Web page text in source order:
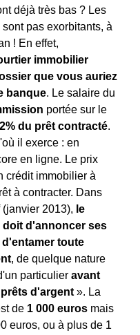
déjà très bas ? Les
pas exorbitants, à
! En effet,
immobilier
que vous auriez
banque. Le salaire du
portée sur le
du prêt contracté.
il exerce : en
en ligne. Le prix
crédit immobilier à
à contracter. Dans
2013), le
d'annoncer ses
toute
, de quelque nature
particulier avant
d'argent ». La
de 1 000 euros mais
euros, ou à plus de 1